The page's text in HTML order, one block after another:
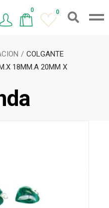
0 0
COLGANTE
18MM.A 20MM X